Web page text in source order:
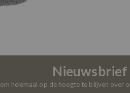
Nieuwsbrief
helemaal op de hoogte te blijven over